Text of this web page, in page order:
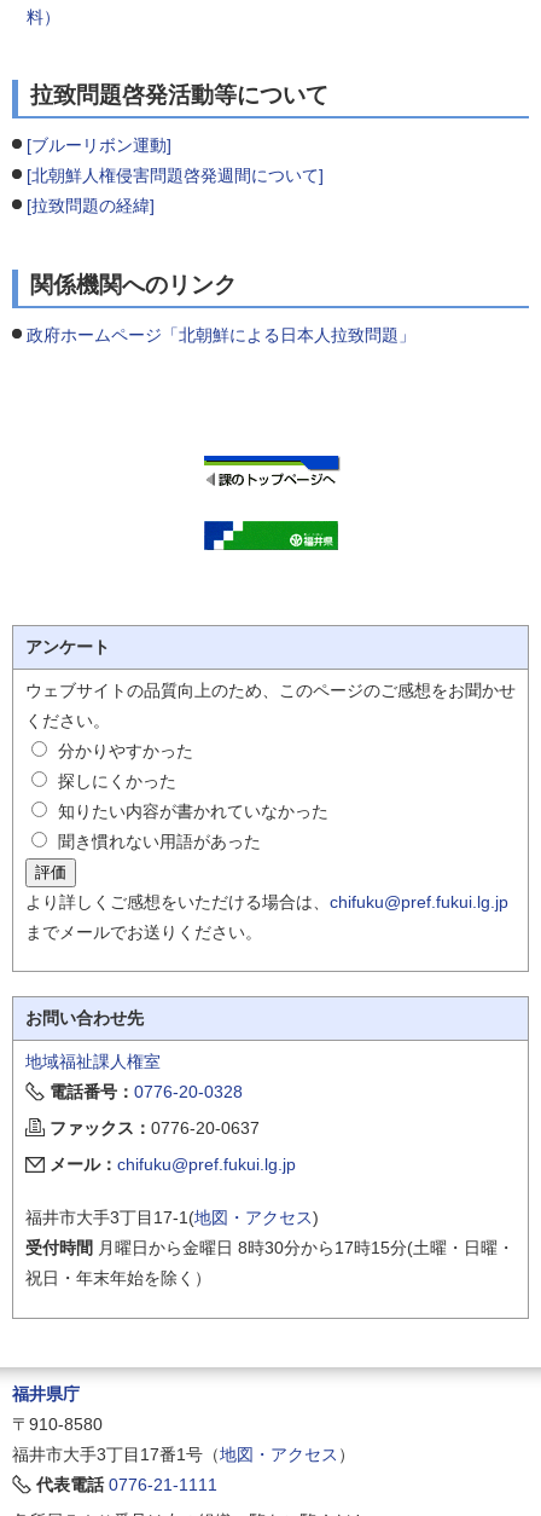
料）
拉致問題啓発活動等について
[ブルーリボン運動]
[北朝鮮人権侵害問題啓発週間について]
[拉致問題の経緯]
関係機関へのリンク
政府ホームページ「北朝鮮による日本人拉致問題」
アンケート
ウェブサイトの品質向上のため、このページのご感想をお聞かせ
ください。
分かりやすかった
探しにくかった
知りたい内容が書かれていなかった
聞き慣れない用語があった
より詳しくご感想をいただける場合は、 chifuku@pref.fukui.lg.jp
までメールでお送りください。
お問い合わせ先
地域福祉課人権室
電話番号： 0776-20-0328
ファックス： 0776-20-0637
メール： chifuku@pref.fukui.lg.jp
福井市大手3丁目17-1(地図・アクセス)
受付時間 月曜日から金曜日 8時30分から17時15分(土曜・日曜・
祝日・年末年始を除く）
福井県庁
〒910-8580
福井市大手3丁目17番1号（地図・アクセス ）
代表電話 0776-21-1111